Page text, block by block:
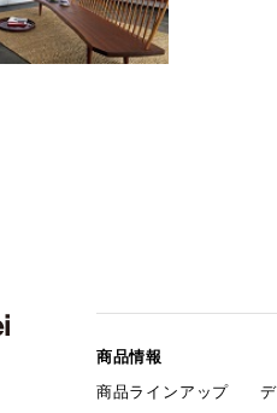
商品情報
商品ラインアップ